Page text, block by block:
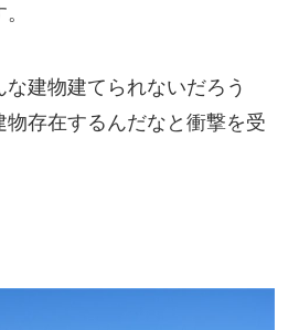
な建物建てられないだろう
物存在するんだなと衝撃を受